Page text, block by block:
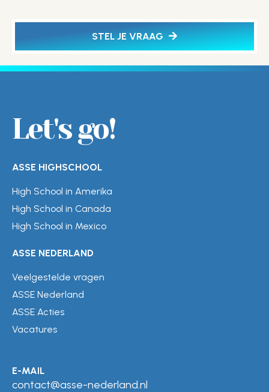
STEL JE VRAAG
Let's go!
ASSE HIGHSCHOOL
High School in Amerika
High School in Canada
High School in Mexico
ASSE NEDERLAND
Veelgestelde vragen
ASSE Nederland
ASSE Acties
Vacatures
E-MAIL
contact@asse-nederland.nl